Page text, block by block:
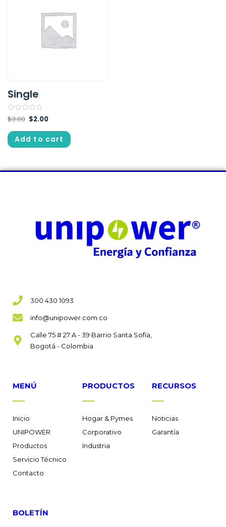
Single
Rated
0
of
5
$3.00 $2.00
Add to cart
300 430 1093
info@unipower.com.co
Calle 75 # 27 A - 39 Barrio Santa Sofía,
Bogotá - Colombia
MENÚ
Inicio
UNIPOWER
Productos
Servicio Técnico
Contacto
PRODUCTOS
Hogar & Pymes
Corporativo
Industria
RECURSOS
Noticias
Garantía
BOLETÍN